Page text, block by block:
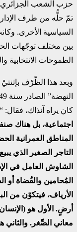
حزب الشعب الجزائري
تمّ حلُّه من طرف
السياسية الأخرى.
بين مختلف توجّهات
الطموحات الانتخابية
وبعد هذا الظّرْف
كان يراه آنذاك، فقال: “
اجتماعية، بل هناك
المناطق العمرانية
التاجر الصغير الذي
الشاوش العامل في
المُحامين والقُضاة أو
الأرياف، فيتكوّن من
أرضٍ. الأول هو
معاني الصِّغر. والثاني